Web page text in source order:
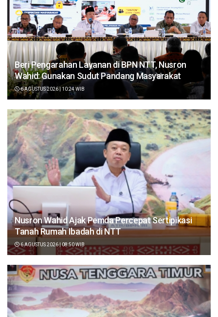
Beri Pengarahan Layanan di BPN NTT, Nusron
Wahid: Gunakan Sudut Pandang Masyarakat
6 AGUSTUS 2026 | 10:24 WIB
Nusron Wahid Ajak Pemda Percepat Sertipikasi
Tanah Rumah Ibadah di NTT
6 AGUSTUS 2026 | 08:50 WIB